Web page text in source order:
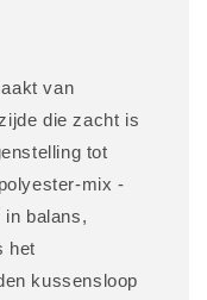
van
die zacht is
tot
mix -
in balans,
het
kussensloop